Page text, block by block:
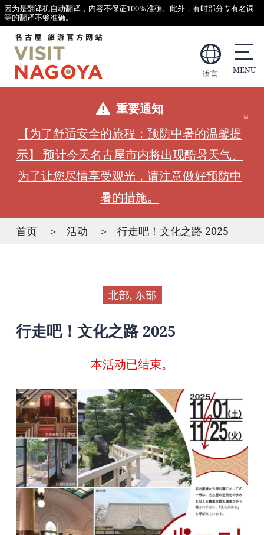
因为是翻译机自动翻译，内容不保证100％准确。此外，有时部分专有名词
等的翻译不够准确。
语言
重要通知
【为了舒适安全的旅程：预防中暑的温馨提
示】 预计今天名古屋市内将出现酷暑天气。
为了让您尽情享受观光，请注意做好预防中
暑的措施。
首页 活动 行走吧！文化之路 2025
北部, 东部
行走吧！文化之路 2025
本活动已结束。